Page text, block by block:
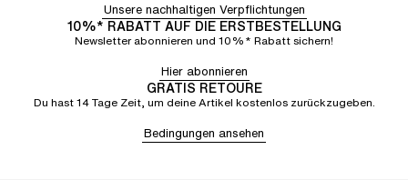
Unsere nachhaltigen Verpflichtungen
10%* RABATT AUF DIE ERSTBESTELLUNG
Newsletter abonnieren und 10%* Rabatt sichern!
Hier abonnieren
GRATIS RETOURE
Du hast 14 Tage Zeit, um deine Artikel kostenlos zurückzugeben.
Bedingungen ansehen